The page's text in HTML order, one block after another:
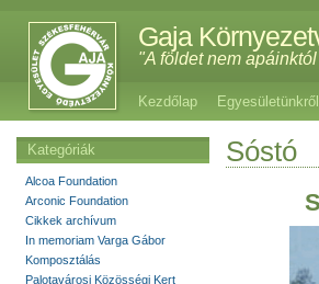
Gaja
"A földet nem
Kezdőlap Egyesületünkről
Sóstó
Kategóriák
Alcoa Foundation
Arconic Foundation
Cikkek archívum
In memoriam Varga Gábor
Komposztálás
Palotavárosi Közösségi Kert